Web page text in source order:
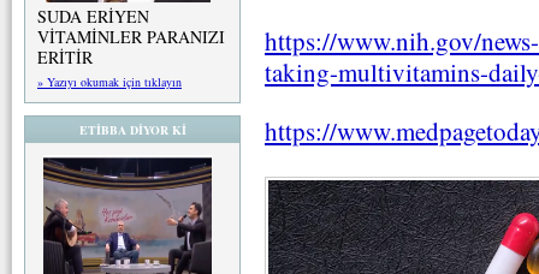
SUDA ERİYEN
VİTAMİNLER PARANIZI
ERİTİR
» Yazıyı okumak için tıklayın
ETİBBA DİYOR Kİ
https://www.nih.gov/
taking-multivitamins-
https://